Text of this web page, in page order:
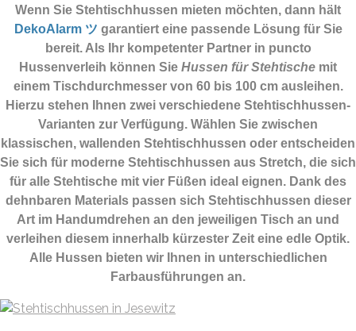
Wenn Sie Stehtischhussen mieten möchten, dann hält
DekoAlarm ツ garantiert eine passende Lösung für Sie
bereit. Als Ihr kompetenter Partner in puncto
Hussenverleih können Sie Hussen für Stehtische mit
einem Tischdurchmesser von 60 bis 100 cm ausleihen.
Hierzu stehen Ihnen zwei verschiedene Stehtischhussen-
Varianten zur Verfügung. Wählen Sie zwischen
klassischen, wallenden Stehtischhussen oder entscheiden
Sie sich für moderne Stehtischhussen aus Stretch, die sich
für alle Stehtische mit vier Füßen ideal eignen. Dank des
dehnbaren Materials passen sich Stehtischhussen dieser
Art im Handumdrehen an den jeweiligen Tisch an und
verleihen diesem innerhalb kürzester Zeit eine edle Optik.
Alle Hussen bieten wir Ihnen in unterschiedlichen
Farbausführungen an.